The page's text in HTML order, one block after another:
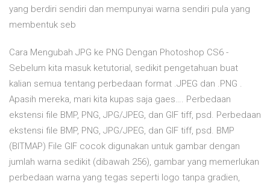
yang berdiri sendiri dan mempunyai warna sendiri pula yang
membentuk seb
Cara Mengubah JPG ke PNG Dengan Photoshop CS6 -
Sebelum kita masuk ketutorial, sedikit pengetahuan buat
kalian semua tentang perbedaan format .JPEG dan .PNG .
Apasih mereka, mari kita kupas saja gaes…. Perbedaan
ekstensi file BMP, PNG, JPG/JPEG, dan GIF tiff, psd. Perbedaan
ekstensi file BMP, PNG, JPG/JPEG, dan GIF tiff, psd. BMP
(BITMAP) File GIF cocok digunakan untuk gambar dengan
jumlah warna sedikit (dibawah 256), gambar yang memerlukan
perbedaan warna yang tegas seperti logo tanpa gradien,